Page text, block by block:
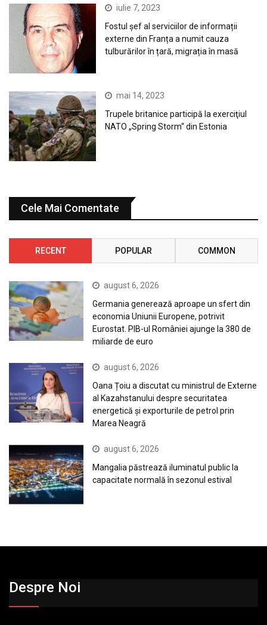
iulie 7, 2023
Fostul șef al serviciilor de informații
externe din Franța a numit cauza
tulburărilor în țară, migrația în masă
mai 14, 2023
Trupele britanice participă la exerciţiul
NATO „Spring Storm“ din Estonia
Cele Mai Comentate
RECENT POPULAR COMMON
august 6, 2026
Germania generează aproape un sfert din
economia Uniunii Europene, potrivit
Eurostat. PIB-ul României ajunge la 380 de
miliarde de euro
august 6, 2026
Oana Țoiu a discutat cu ministrul de Externe
al Kazahstanului despre securitatea
energetică și exporturile de petrol prin
Marea Neagră
august 6, 2026
Mangalia păstrează iluminatul public la
capacitate normală în sezonul estival
Despre Noi